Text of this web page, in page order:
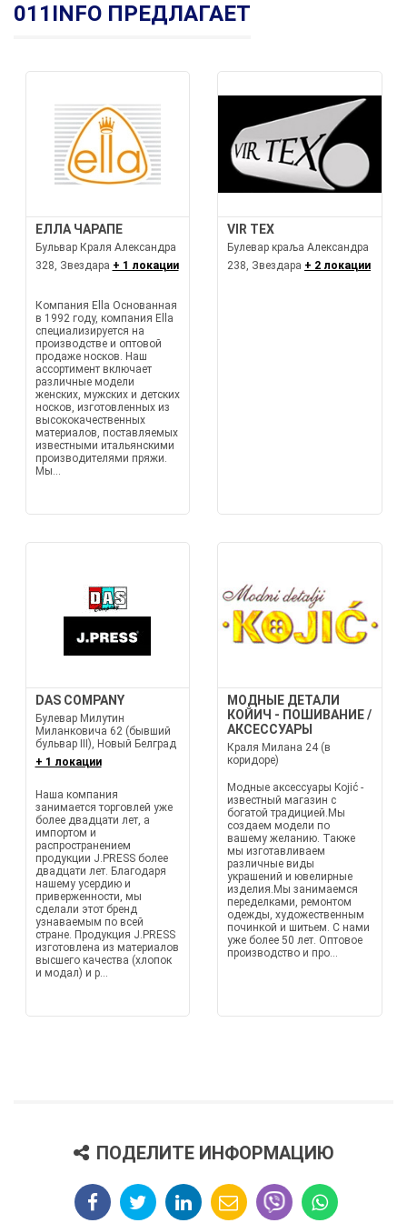
011INFO ПРЕДЛАГАЕТ
ЕЛЛА ЧАРАПЕ
Бульвар Краля Александра
328, Звездара + 1 локации
Компания Ella Основанная
в 1992 году, компания Ella
специализируется на
производстве и оптовой
продаже носков. Наш
ассортимент включает
различные модели
женских, мужских и детских
носков, изготовленных из
высококачественных
материалов, поставляемых
известными итальянскими
производителями пряжи.
Мы...
VIR TEX
Булевар краља Александра
238, Звездара + 2 локации
DAS COMPANY
Булевар Милутин
Миланковича 62 (бывший
бульвар III), Новый Белград
+ 1 локации
Наша компания
занимается торговлей уже
более двадцати лет, а
импортом и
распространением
продукции J.PRESS более
двадцати лет. Благодаря
нашему усердию и
приверженности, мы
сделали этот бренд
узнаваемым по всей
стране. Продукция J.PRESS
изготовлена из материалов
высшего качества (хлопок
и модал) и р...
МОДНЫЕ ДЕТАЛИ
КОЙИЧ - ПОШИВАНИЕ /
АКСЕССУАРЫ
Краля Милана 24 (в
коридоре)
Модные аксессуары Kojić -
известный магазин с
богатой традицией.Мы
создаем модели по
вашему желанию. Также
мы изготавливаем
различные виды
украшений и ювелирные
изделия.Мы занимаемся
переделками, ремонтом
одежды, художественным
починкой и шитьем. С нами
уже более 50 лет. Оптовое
производство и про...
ПОДЕЛИТЕ ИНФОРМАЦИЮ